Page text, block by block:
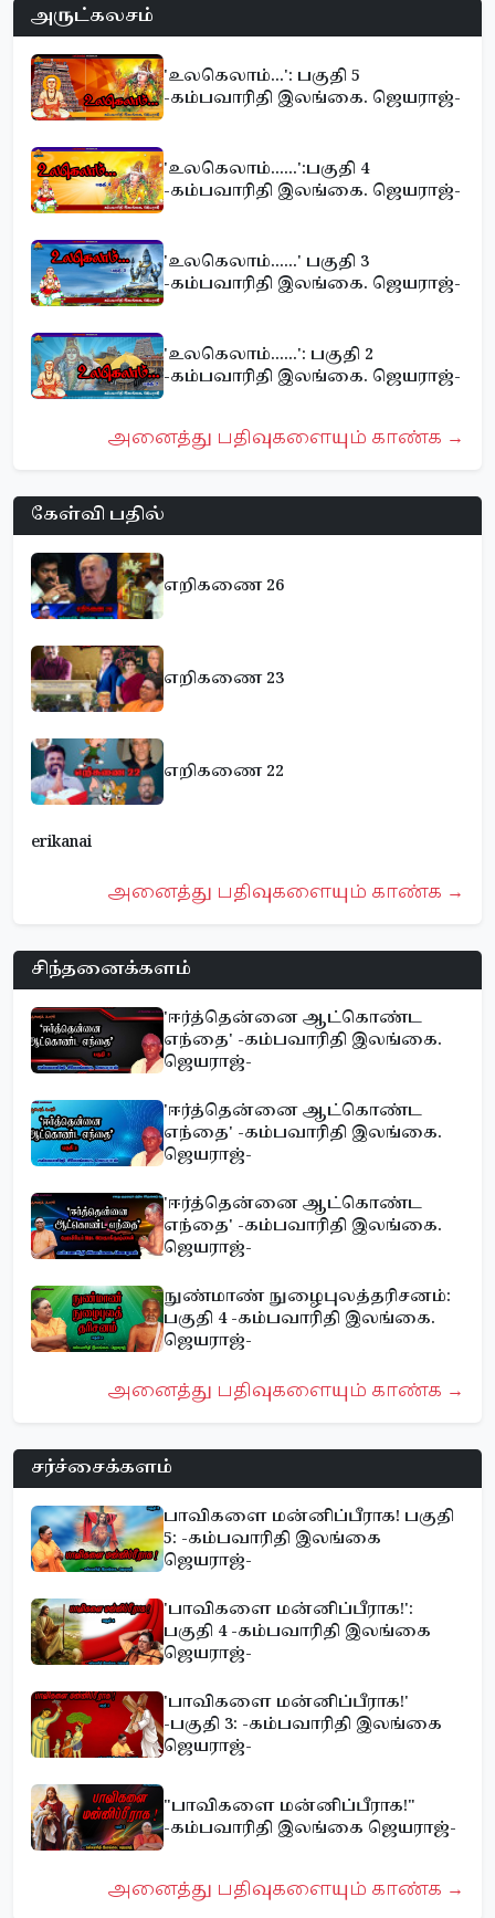
அருட்கலசம்
'உலகெலாம்...': பகுதி 5
-கம்பவாரிதி இலங்கை. ஜெயராஜ்-
'உலகெலாம்......':பகுதி 4
-கம்பவாரிதி இலங்கை. ஜெயராஜ்-
'உலகெலாம்......' பகுதி 3
-கம்பவாரிதி இலங்கை. ஜெயராஜ்-
'உலகெலாம்......': பகுதி 2
-கம்பவாரிதி இலங்கை. ஜெயராஜ்-
அனைத்து பதிவுகளையும் காண்க →
கேள்வி பதில்
எறிகணை 26
எறிகணை 23
எறிகணை 22
erikanai
அனைத்து பதிவுகளையும் காண்க →
சிந்தனைக்களம்
'ஈர்த்தென்னை ஆட்கொண்ட
எந்தை' -கம்பவாரிதி இலங்கை.
ஜெயராஜ்-
'ஈர்த்தென்னை ஆட்கொண்ட
எந்தை' -கம்பவாரிதி இலங்கை.
ஜெயராஜ்-
'ஈர்த்தென்னை ஆட்கொண்ட
எந்தை' -கம்பவாரிதி இலங்கை.
ஜெயராஜ்-
நுண்மாண் நுழைபுலத்தரிசனம்:
பகுதி 4 -கம்பவாரிதி இலங்கை.
ஜெயராஜ்-
அனைத்து பதிவுகளையும் காண்க →
சர்ச்சைக்களம்
பாவிகளை மன்னிப்பீராக! பகுதி
5: -கம்பவாரிதி இலங்கை
ஜெயராஜ்-
'பாவிகளை மன்னிப்பீராக!':
பகுதி 4 -கம்பவாரிதி இலங்கை
ஜெயராஜ்-
'பாவிகளை மன்னிப்பீராக!'
-பகுதி 3: -கம்பவாரிதி இலங்கை
ஜெயராஜ்-
"பாவிகளை மன்னிப்பீராக!"
-கம்பவாரிதி இலங்கை ஜெயராஜ்-
அனைத்து பதிவுகளையும் காண்க →